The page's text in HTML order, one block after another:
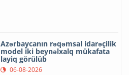
Azərbaycanın rəqəmsal idarəçilik
model iki beynəlxalq mükafata
layiq görülüb
06-08-2026